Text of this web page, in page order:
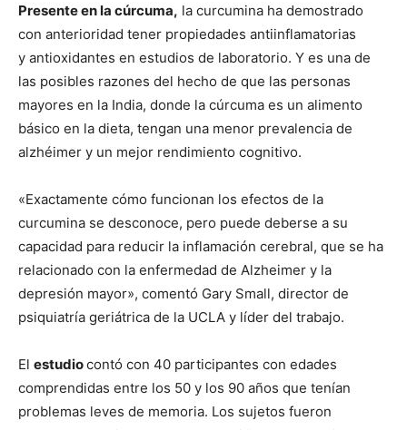
Presente en la cúrcuma, la curcumina ha demostrado
con anterioridad tener propiedades antiinflamatorias
y antioxidantes en estudios de laboratorio. Y es una de
las posibles razones del hecho de que las personas
mayores en la India, donde la cúrcuma es un alimento
básico en la dieta, tengan una menor prevalencia de
alzhéimer y un mejor rendimiento cognitivo.
«Exactamente cómo funcionan los efectos de la
curcumina se desconoce, pero puede deberse a su
capacidad para reducir la inflamación cerebral, que se ha
relacionado con la enfermedad de Alzheimer y la
depresión mayor», comentó Gary Small, director de
psiquiatría geriátrica de la UCLA y líder del trabajo.
El estudiocontó con 40 participantes con edades
comprendidas entre los 50 y los 90 años que tenían
problemas leves de memoria. Los sujetos fueron